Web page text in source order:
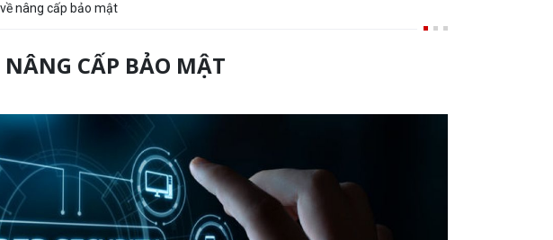
nâng cấp bảo mật
CẤP BẢO MẬT